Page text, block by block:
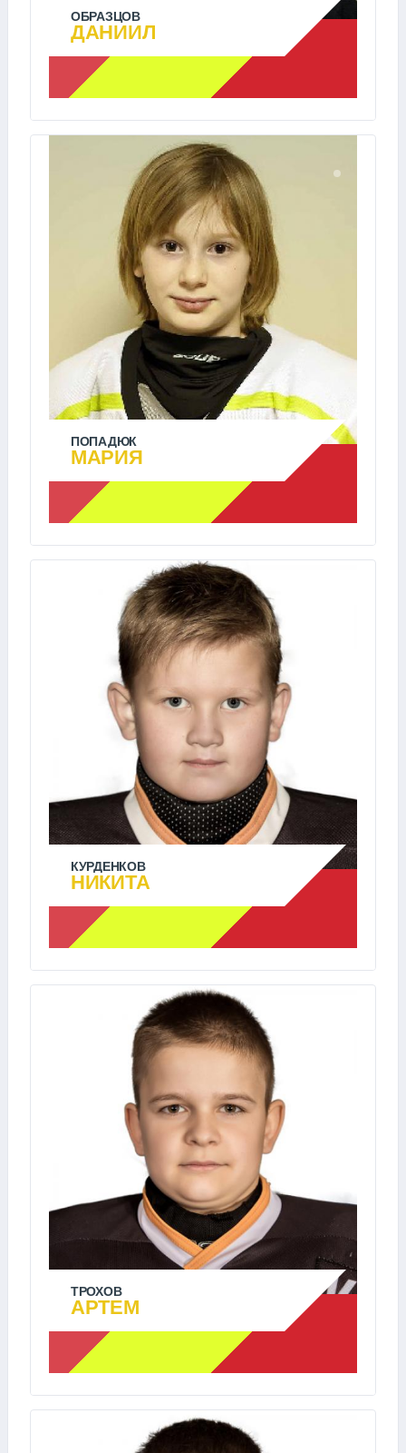
ОБРАЗЦОВ
ДАНИИЛ
ПОПАДЮК
МАРИЯ
КУРДЕНКОВ
НИКИТА
ТРОХОВ
АРТЕМ